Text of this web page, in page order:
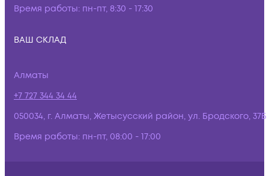
Время работы: пн-пт, 8:30 - 17:30
ВАШ СКЛАД
Алматы
+7 727 344 34 44
050034, г. Алматы, Жетысусский район, ул. Бродского, 37Б
Время работы: пн-пт, 08:00 - 17:00